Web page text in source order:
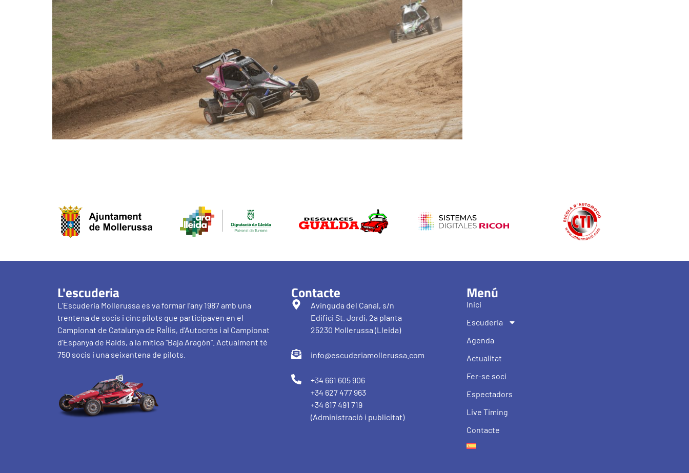
L'escuderia
L’Escuderia Mollerussa es va formar l’any 1987 amb una
trentena de socis i cinc pilots que participaven en el
Campionat de Catalunya de Ral·lis, d’Autocròs i al Campionat
d’Espanya de Raids, a la mítica “Baja Aragón”. Actualment té
750 socis i una seixantena de pilots.
Contacte
Avinguda del Canal, s/n
Edifici St. Jordi, 2a planta
25230 Mollerussa (Lleida)
info@escuderiamollerussa.com
+34 661 605 906
+34 627 477 963
+34 617 491 719
(Administració i publicitat)
Menú
Inici
Escuderia
Agenda
Actualitat
Fer-se soci
Espectadors
Live Timing
Contacte